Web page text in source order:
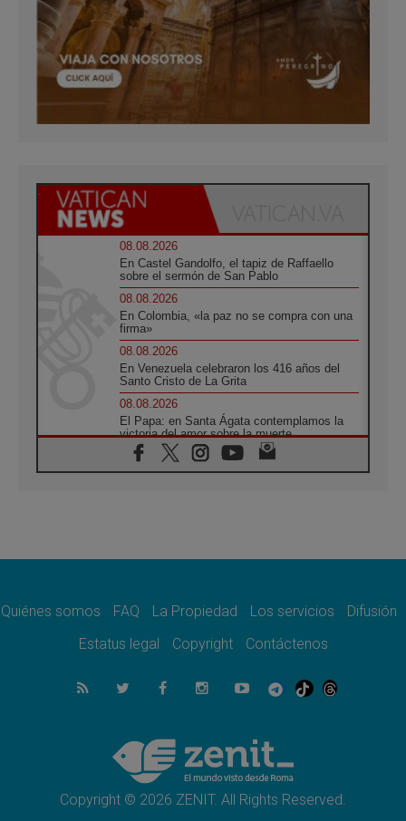
08.08.2026
En Castel Gandolfo, el tapiz de Raffaello
sobre el sermón de San Pablo
08.08.2026
En Colombia, «la paz no se compra con una
firma»
08.08.2026
En Venezuela celebraron los 416 años del
Santo Cristo de La Grita
08.08.2026
El Papa: en Santa Ágata contemplamos la
victoria del amor sobre la muerte
08.08.2026
León XIV visitará el Santuario de la Madre
07.08.2026
07.08.2026
el compromiso del cristiano"
La matanza de niños en Gaza no cesa: 300
muertos en 300 días
Tagle: La guerra desfigura el mundo, solo la
revelación de Dios lo transfigura
Quiénes somos FAQ La Propiedad Los servicios
Difusión
Estatus legal
Copyright Contáctenos
Copyright © 2026 ZENIT. All Rights Reserved.